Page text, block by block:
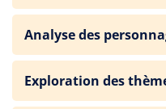
Analyse des
Exploration des